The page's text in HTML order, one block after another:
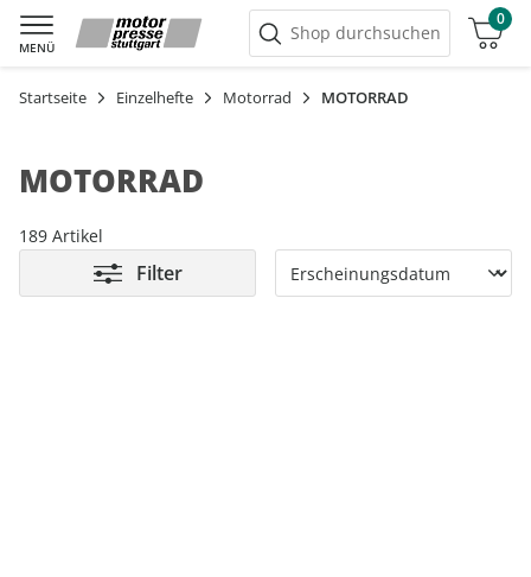
MENÜ
Shop durchsuchen
0
Warenkorb
Startseite Einzelhefte Motorrad MOTORRAD
MOTORRAD
189 Artikel
Filter